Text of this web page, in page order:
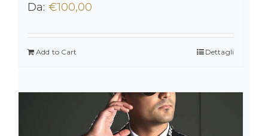
Da: €100,00
Add to Cart Dettagli